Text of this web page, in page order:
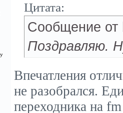
Цитата:
Сообщение от
Поздравляю.
Впечатления
не разобрался.
переходника на